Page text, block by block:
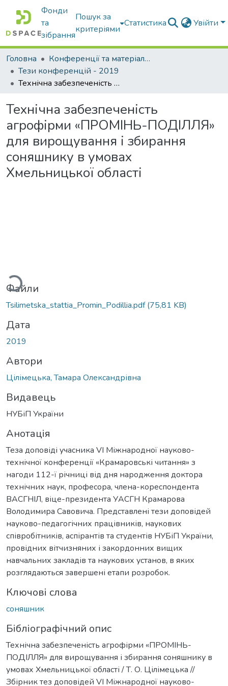
Фонди
та
зібрання
Пошук за
критеріями
Статистика Увійти
Головна
Конференції та матеріали конференцій
Тези конференцій - 2019
Технічна забезпеченість агрофірми «ПРОМІНЬ-ПОДІЛЛЯ» для вирощування і збирання соняшнику в умовах Хмельницької області
Технічна забезпеченість
агрофірми «ПРОМІНЬ-ПОДІЛЛЯ»
для вирощування і збирання
соняшнику в умовах
Хмельницької області
Файли
Tsilimetska_stattia_Promin_Podillia.pdf(75,81 KB)
Дата
2019
Автори
Цілімецька, Тамара Олександрівна
Видавець
НУБіП України
Анотація
Теза доповіді учасника VI Міжнародної науково-
технічної конференції «Крамаровські читання» з
нагоди 112-ї річниці від дня народження доктора
технічних наук, професора, члена-кореспондента
ВАСГНІЛ, віце-президента УАСГН Крамарова
Володимира Савовича. Представлені тези доповідей
науково-педагогічних працівників, наукових
співробітників, аспірантів та студентів НУБіП України,
провідних вітчизняних і закордонних вищих
навчальних закладів та наукових установ, в яких
розглядаються завершені етапи розробок.
Ключові слова
соняшник
Бібліографічний опис
Технічна забезпеченість агрофірми «ПРОМІНЬ-
ПОДІЛЛЯ» для вирощування і збирання соняшнику в
умовах Хмельницької області / Т. О. Цілімецька //
Збірник тез доповідей VI Міжнародної науково-